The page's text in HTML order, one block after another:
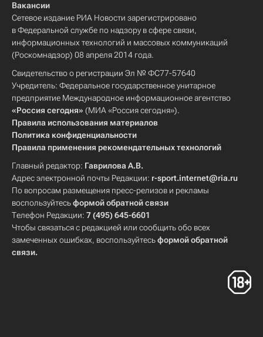
Вакансии
Сетевое издание РИА Новости зарегистрировано
в Федеральной службе по надзору в сфере связи,
информационных технологий и массовых коммуникаций
(Роскомнадзор) 08 апреля 2014 года.
Свидетельство о регистрации Эл № ФС77-57640
Учредитель: Федеральное государственное унитарное
предприятие Международное информационное агентство
«Россия сегодня» (МИА «Россия сегодня»).
Правила использования материалов
Политика конфиденциальности
Правила применения рекомендательных технологий
Главный редактор: Гаврилова А.В.
Адрес электронной почты Редакции: r-sport.internet@ria.ru
По вопросам размещения пресс-релизов и рекламы
воспользуйтесьформой обратной связи
Телефон Редакции: 7 (495) 645-6601
Чтобы связаться с редакцией или сообщить обо всех
замеченных ошибках, воспользуйтесьформой обратной
связи.